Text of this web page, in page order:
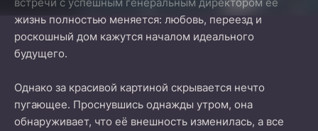
жизнь полностью меняется: любовь, переезд и
роскошный дом кажутся началом идеального
будущего.
Однако за красивой картиной скрывается нечто
пугающее. Проснувшись однажды утром, она
обнаруживает, что её внешность изменилась, а все